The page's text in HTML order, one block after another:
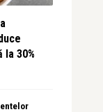
la 30%